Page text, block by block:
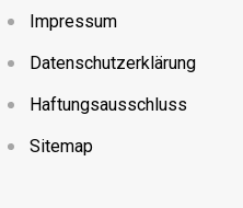
Impressum
Datenschutzerklärung
Haftungsausschluss
Sitemap